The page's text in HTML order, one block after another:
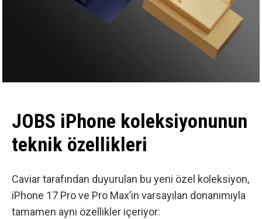
JOBS iPhone koleksiyonunun
teknik özellikleri
Caviar tarafından duyurulan bu yeni özel koleksiyon,
iPhone 17 Pro ve Pro Max’in varsayılan donanımıyla
tamamen aynı özellikler içeriyor: